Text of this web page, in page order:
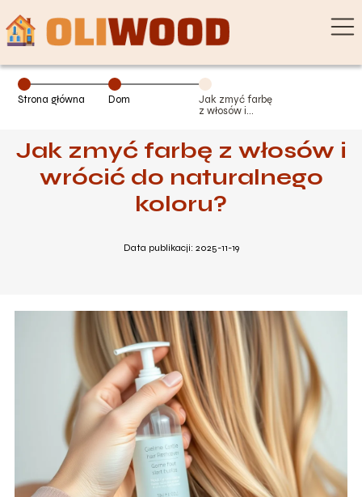
Strona główna Dom
Jak zmyć farbę
z włosów i
koloru?
Jak zmyć farbę z włosów i
wrócić do naturalnego
koloru?
Data publikacji: 2025-11-19